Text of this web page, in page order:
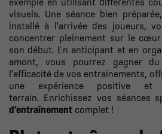
visuels. Une séance bien
installé à l'arrivée des joueurs,
concentrer pleinement sur le
son début. En anticipant et en
amont, vous pourrez gagner
l'efficacité de vos entraînements,
une expérience positive
terrain. Enrichissez vos séances
d’entraînement complet !